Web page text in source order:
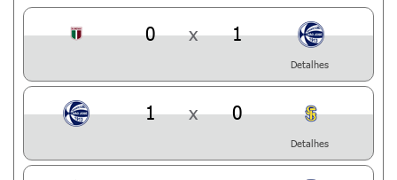
0 x 1
Detalhes
1 x 0
Detalhes